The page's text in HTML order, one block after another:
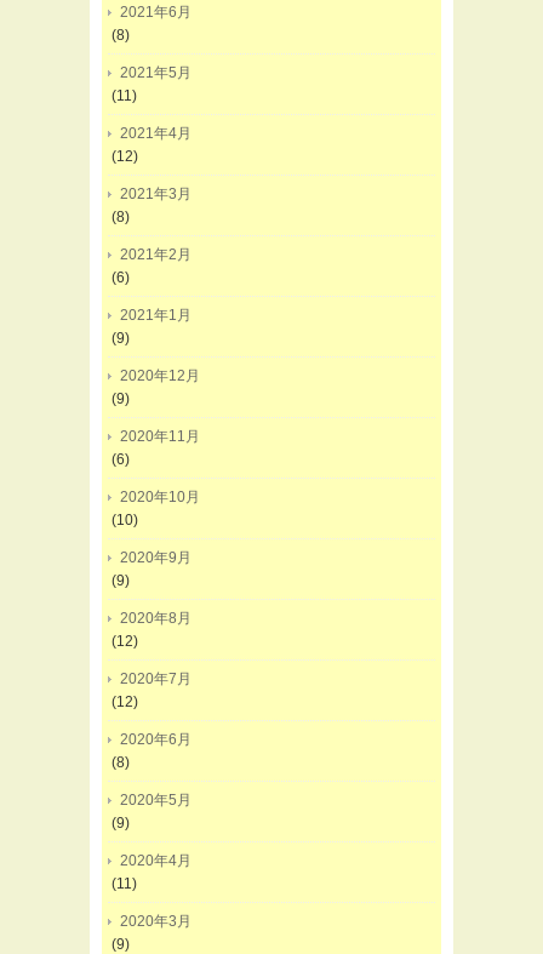
2021年6月
(8)
2021年5月
(11)
2021年4月
(12)
2021年3月
(8)
2021年2月
(6)
2021年1月
(9)
2020年12月
(9)
2020年11月
(6)
2020年10月
(10)
2020年9月
(9)
2020年8月
(12)
2020年7月
(12)
2020年6月
(8)
2020年5月
(9)
2020年4月
(11)
2020年3月
(9)